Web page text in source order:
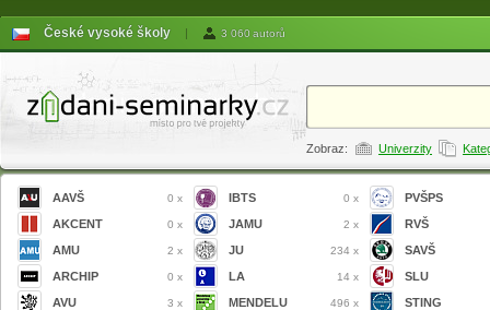
České vysoké školy | 3 060 autorů
Zobraz: Univerzity
AAVŠ 0 x
AKCENT 0 x
AMU 2 x
ARCHIP 0 x
AVU 3 x
IBTS 0 x
JAMU 2 x
JU 234 x
LA 14 x
MENDELU 496 x
PVŠPS
RVŠ
SAVŠ
SLU
STING